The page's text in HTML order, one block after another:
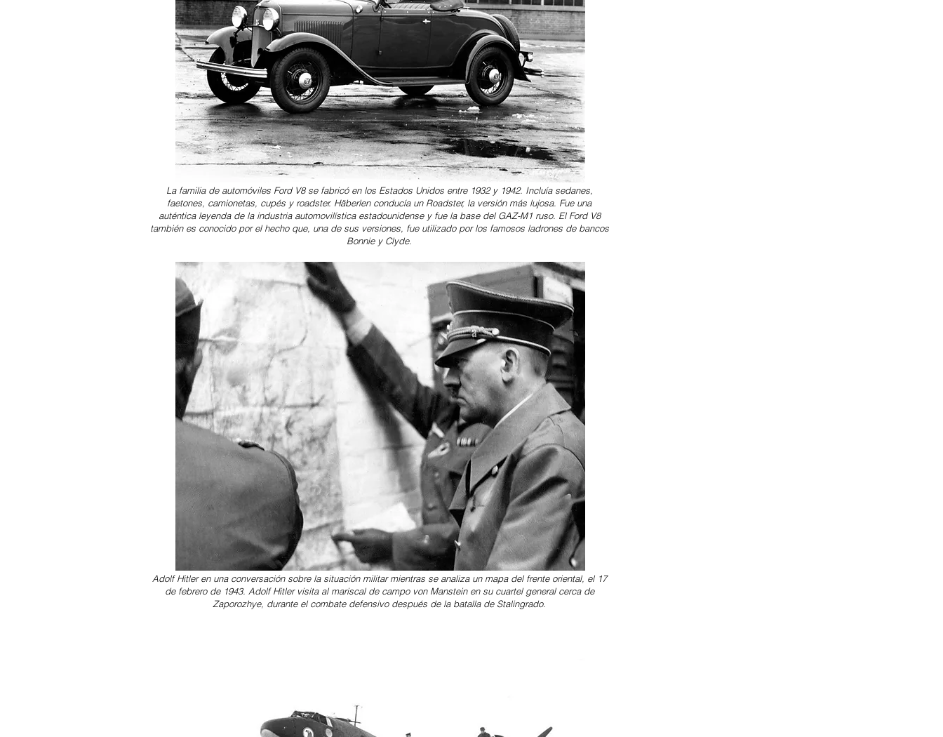
La familia de automóviles Ford V8 se fabricó en los Estados Unidos entre 1932 y 1942. Incluía sedanes,
faetones, camionetas, cupés y roadster. Häberlen conducía un Roadster, la versión más lujosa. Fue una
auténtica leyenda de la industria automovilística estadounidense y fue la base del GAZ-M1 ruso. El Ford V8
también es conocido por el hecho que, una de sus versiones, fue utilizado por los famosos ladrones de bancos
Bonnie y Clyde.
Adolf Hitler en una conversación sobre la situación militar mientras se analiza un mapa del frente oriental, el 17
de febrero de 1943. Adolf Hitler visita al mariscal de campo von Manstein en su cuartel general cerca de
Zaporozhye, durante el combate defensivo después de la batalla de Stalingrado.